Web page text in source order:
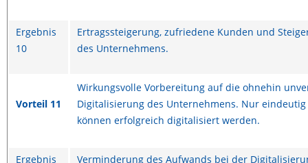
Ergebnis
10
Ertragssteigerung, zufriedene Kunden und
des Unternehmens.
Vorteil 11
Wirkungsvolle Vorbereitung auf die ohnehin
Digitalisierung des Unternehmens. Nur eindeutig
können erfolgreich digitalisiert werden.
Ergebnis
Verminderung des Aufwands bei der